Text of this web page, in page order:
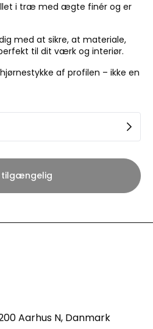
i træ med ægte finér og er
med at sikre, at materiale,
til dit værk og interiør.
af profilen – ikke en
tilgængelig
Aarhus N, Danmark